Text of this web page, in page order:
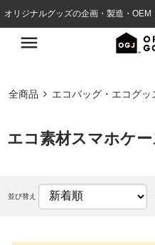
オリジナルグッズの企画・製造・
全商品 エコバッグ・エコグッ
エコ素材スマホケ
並び替え